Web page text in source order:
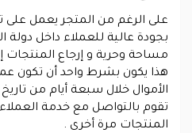
على الرغم من المتجر يعمل
بجودة عالية للعملاء داخل دولة
مساحة وحرية و إرجاع المنتجات
هذا يكون بشرط واحد أن تكون
الأموال خلال سبعة أيام من
تقوم بالتواصل مع خدمة
المنتجات مرة أخرى .